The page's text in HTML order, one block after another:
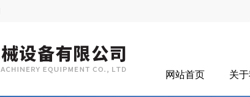
网站首页 关